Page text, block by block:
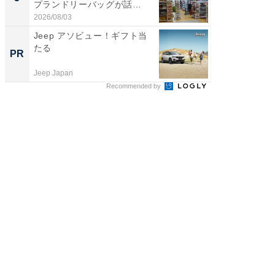
プランドリーバッグが話
題。“さま...
2026/08/03
PR
Jeep アソビュー！ギフト当
たる
Jeep Japan
Recommended by